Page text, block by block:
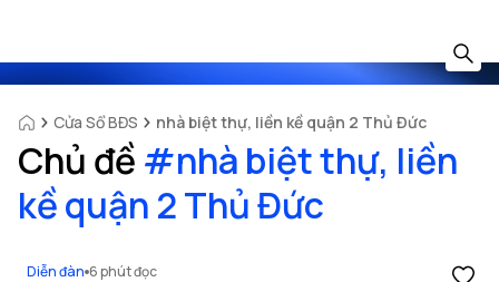
Cửa Sổ BĐS nhà biệt thự, liền kề quận 2 Thủ Đức
Chủ đề #nhà biệt thự, liền
kề quận 2 Thủ Đức
Diễn đàn 6 phút đọc